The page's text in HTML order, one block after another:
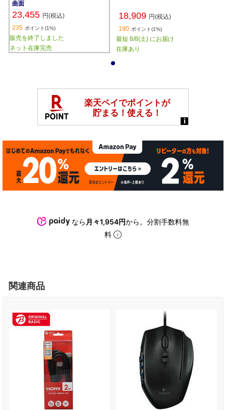
曲面
23,455 円(税込)
235 ポイント(1%)
販売を終了しました
ネット在庫完売
18,909 円(税込)
190 ポイント(1%)
最短 8/8(土) にお届け
在庫あり
なら 月々1,954円から。分割手数料無
料
関連商品